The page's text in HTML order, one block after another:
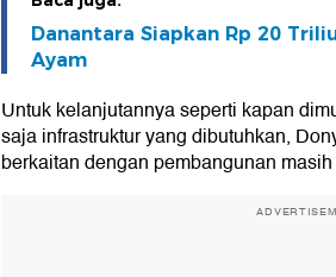
Danantara Siapkan Rp 20
Ayam
Untuk kelanjutannya seperti kapan
saja infrastruktur yang dibutuhkan,
berkaitan dengan pembangunan